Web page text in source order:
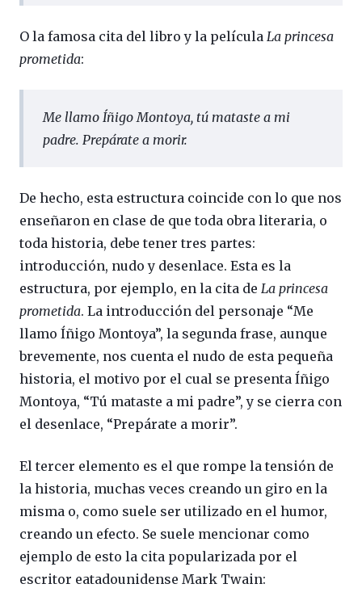
O la famosa cita del libro y la película La princesa
prometida:
Me llamo Íñigo Montoya, tú mataste a mi
padre. Prepárate a morir.
De hecho, esta estructura coincide con lo que nos
enseñaron en clase de que toda obra literaria, o
toda historia, debe tener tres partes:
introducción, nudo y desenlace. Esta es la
estructura, por ejemplo, en la cita de La princesa
prometida. La introducción del personaje “Me
llamo Íñigo Montoya”, la segunda frase, aunque
brevemente, nos cuenta el nudo de esta pequeña
historia, el motivo por el cual se presenta Íñigo
Montoya, “Tú mataste a mi padre”, y se cierra con
el desenlace, “Prepárate a morir”.
El tercer elemento es el que rompe la tensión de
la historia, muchas veces creando un giro en la
misma o, como suele ser utilizado en el humor,
creando un efecto. Se suele mencionar como
ejemplo de esto la cita popularizada por el
escritor eatadounidense Mark Twain: